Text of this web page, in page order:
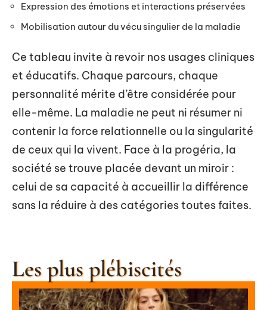
Expression des émotions et interactions préservées
Mobilisation autour du vécu singulier de la maladie
Ce tableau invite à revoir nos usages cliniques
et éducatifs. Chaque parcours, chaque
personnalité mérite d’être considérée pour
elle-même. La maladie ne peut ni résumer ni
contenir la force relationnelle ou la singularité
de ceux qui la vivent. Face à la progéria, la
société se trouve placée devant un miroir :
celui de sa capacité à accueillir la différence
sans la réduire à des catégories toutes faites.
Les plus plébiscités